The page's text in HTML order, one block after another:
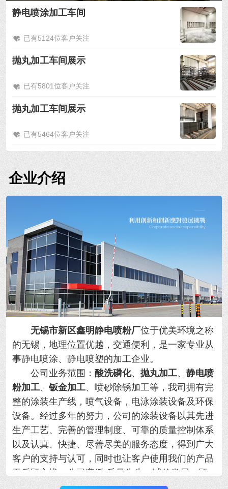
静电喷涂加工车间
已有5124位客户关注
抛丸加工车间展示
已有5801位客户关注
抛丸加工车间展示
已有5464位客户关注
企业介绍
无锡市新区鑫明静电喷粉厂位于优美环境之称
的无锡，地理位置优越，交通便利，是一家专业从
事静电喷涂、静电喷塑的加工企业。
公司业务范围： 酸洗磷化、 抛丸加工、 静电喷
粉加工、钣金加工、喷砂除锈加工等，我司拥有完
整的涂装生产线，喷气设备，电泳涂装设备及环保
设备。经过多年的努力，公司的涂装设备以其先进
生产工艺、完善的管理制度、可靠的质量控制体系
以及认真、快捷、尽善尽美的服务态度，得到广大
客户的支持与认可，同时也让客户使用我们的产品
无后顾之忧。公司遵循“质量为先，诚信发展，顾
客满意。”的方针，以更好的产品和满意的服务奉